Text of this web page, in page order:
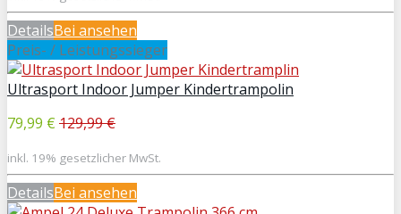
DetailsBei ansehen
Preis- / Leistungssieger
Ultrasport Indoor Jumper Kindertrampolin
79,99 € 129,99 €
inkl. 19% gesetzlicher MwSt.
DetailsBei ansehen